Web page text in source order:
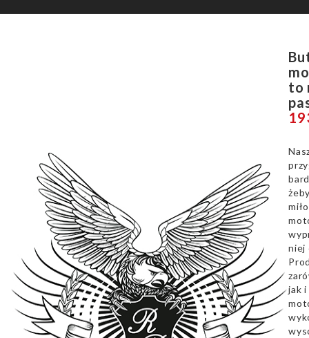
to
niej
jak